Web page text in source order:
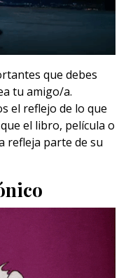
que debes
tu amigo/a.
el reflejo de lo que
el libro, película o
refleja parte de su